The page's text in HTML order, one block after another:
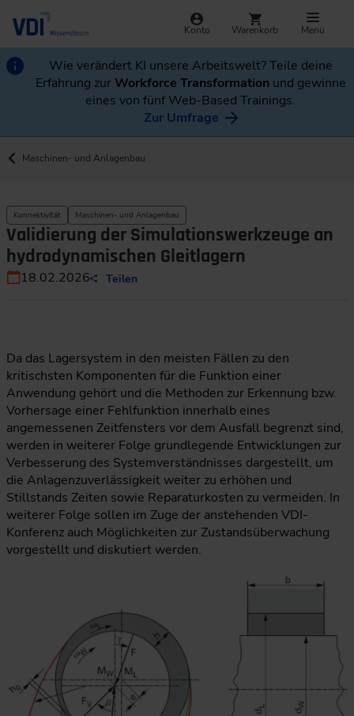
Konto Warenkorb Menü
Wie verändert KI unsere Arbeitswelt? Teile deine
Erfahrung zurWorkforce Transformation und gewinne
eines von fünf Web-Based Trainings.
Zur Umfrage
Maschinen- und Anlagenbau
Konnektivität Maschinen- und Anlagenbau
Validierung der Simulationswerkzeuge an
hydrodynamischen Gleitlagern
18.02.2026 Teilen
Da das Lagersystem in den meisten Fällen zu den
kritischsten Komponenten für die Funktion einer
Anwendung gehört und die Methoden zur Erkennung bzw.
Vorhersage einer Fehlfunktion innerhalb eines
angemessenen Zeitfensters vor dem Ausfall begrenzt sind,
werden in weiterer Folge grundlegende Entwicklungen zur
Verbesserung des Systemverständnisses dargestellt, um
die Anlagenzuverlässigkeit weiter zu erhöhen und
Stillstands Zeiten sowie Reparaturkosten zu vermeiden. In
weiterer Folge sollen im Zuge der anstehenden VDI-
Konferenz auch Möglichkeiten zur Zustandsüberwachung
vorgestellt und diskutiert werden.
Die Skizze erklärt das hydrodynamische Gleitlagerprinzip: